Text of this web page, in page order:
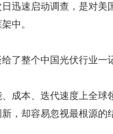
迅速启动调查，是对美
中。
了整个中国光伏行业一
成本、迭代速度上全
，却容易忽视最根源的